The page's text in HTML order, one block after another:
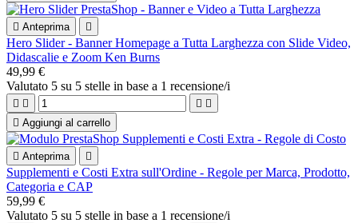
 Anteprima 
Hero Slider - Banner Homepage a Tutta Larghezza con Slide Video,
Didascalie e Zoom Ken Burns
49,99 €
Valutato 5 su 5 stelle in base a 1 recensione/i
   
 Aggiungi al carrello
 Anteprima 
Supplementi e Costi Extra sull'Ordine - Regole per Marca, Prodotto,
Categoria e CAP
59,99 €
Valutato 5 su 5 stelle in base a 1 recensione/i